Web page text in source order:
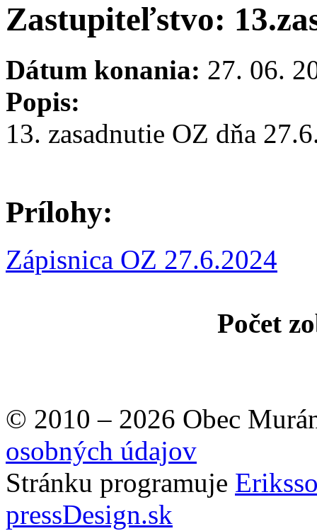
Zastupiteľstvo:
Dátum konania: 27. 06.
Popis:
13. zasadnutie OZ dňa
Prílohy:
Zápisnica OZ 27.6.2024
Počet
© 2010 – 2026 Obec
osobných údajov
Stránku programuje
pressDesign.sk